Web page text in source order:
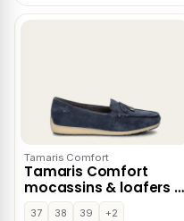
Tamaris Comfort
Tamaris Comfort
mocassins & loafers –
Blauw
37 38 39
+2